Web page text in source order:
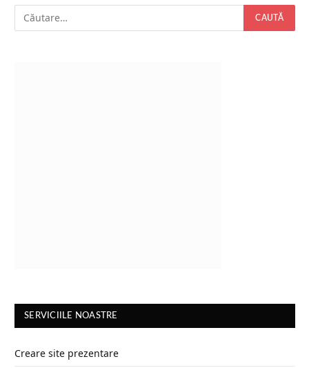
SERVICIILE NOASTRE
Creare site prezentare